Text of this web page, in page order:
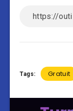
Tags: Gratuit